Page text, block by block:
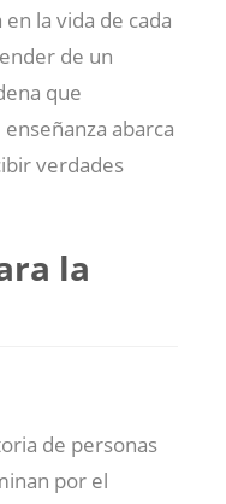
la vida de cada
de un
que
abarca
verdades
la
de personas
por el